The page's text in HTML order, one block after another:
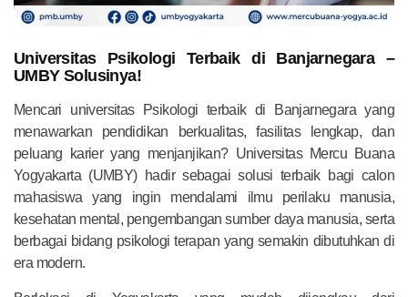
Universitas Psikologi Terbaik di Banjarnegara –
UMBY Solusinya!
Mencari universitas Psikologi terbaik di Banjarnegara yang
menawarkan pendidikan berkualitas, fasilitas lengkap, dan
peluang karier yang menjanjikan? Universitas Mercu Buana
Yogyakarta (UMBY) hadir sebagai solusi terbaik bagi calon
mahasiswa yang ingin mendalami ilmu perilaku manusia,
kesehatan mental, pengembangan sumber daya manusia, serta
berbagai bidang psikologi terapan yang semakin dibutuhkan di
era modern.